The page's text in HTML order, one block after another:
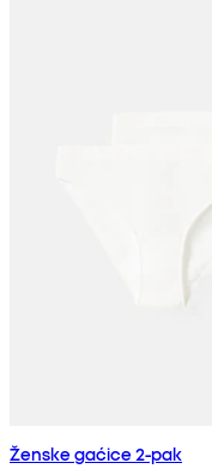
Ženske gaćice 2-pak